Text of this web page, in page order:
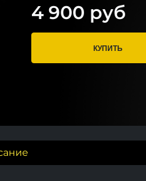
4 900 руб
КУПИТЬ